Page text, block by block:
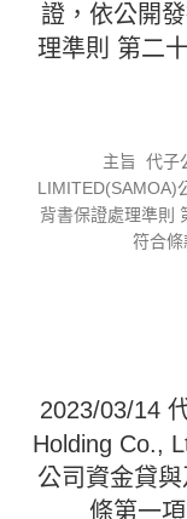
證，依公開
理準則 第二
主旨 代子
LIMITED(SAMOA)
背書保證處理準則
符合
2023/03/14
Holding Co.,
公司資金貸
條第一